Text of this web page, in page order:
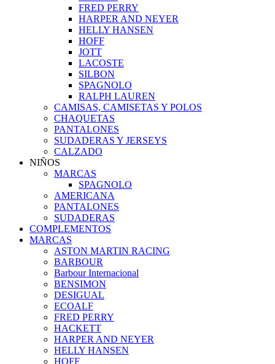
FRED PERRY
HARPER AND NEYER
HELLY HANSEN
HOFF
JOTT
LACOSTE
SILBON
SPAGNOLO
RALPH LAUREN
CAMISAS, CAMISETAS Y POLOS
CHAQUETAS
PANTALONES
SUDADERAS Y JERSEYS
CALZADO
NIÑOS
MARCAS
SPAGNOLO
AMERICANA
PANTALONES
SUDADERAS
COMPLEMENTOS
MARCAS
ASTON MARTIN RACING
BARBOUR
Barbour Internacional
BENSIMON
DESIGUAL
ECOALF
FRED PERRY
HACKETT
HARPER AND NEYER
HELLY HANSEN
HOFF